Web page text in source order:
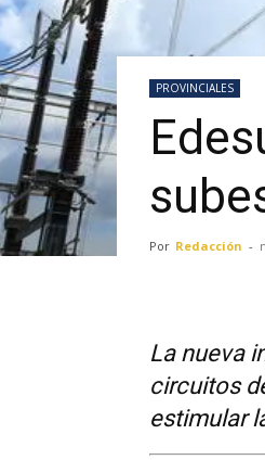
PROVINCIALES
Por Redacción -
La nueva
circuitos
estimular